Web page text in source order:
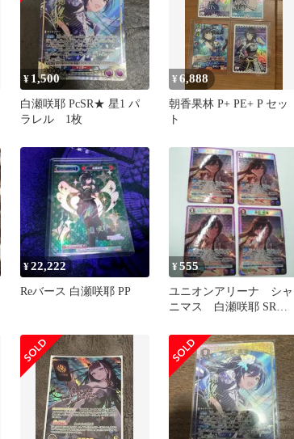
¥ 1,500
白瀬咲耶 PcSR★ 星1 パ
ラレル 1枚
¥6,888
朝香果林 P+ PE+ P セッ
ト
¥22,222
Reバース 白瀬咲耶 PP
¥555
ユニオンアリーナ シャ
ニマス 白瀬咲耶 SR